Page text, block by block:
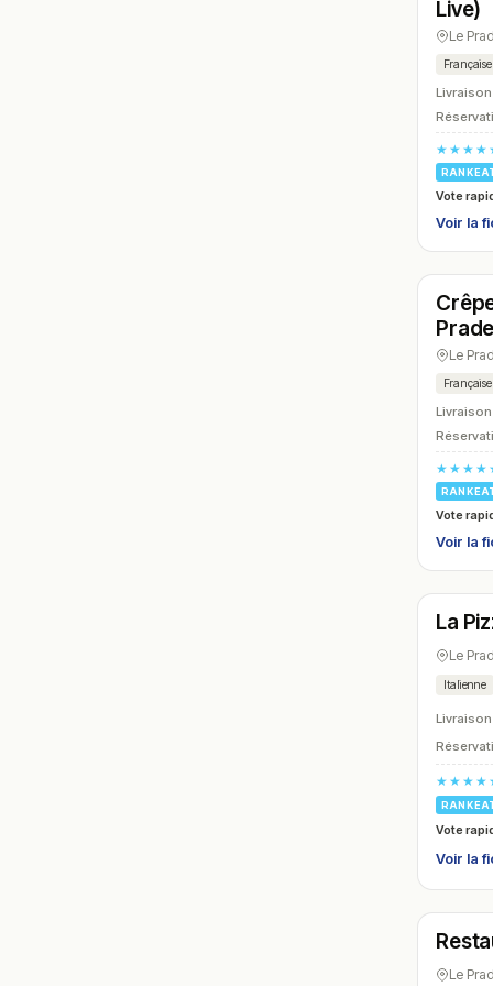
Live)
Le
Française
Livraison
Vote
Voir la
N° 12
Fermé
Le
Française
Livraison
Vote
Voir la
N° 15
Fermé
La
Le
Italienne
Livraison
Vote
Voir la
N° 18
Fermé
Le